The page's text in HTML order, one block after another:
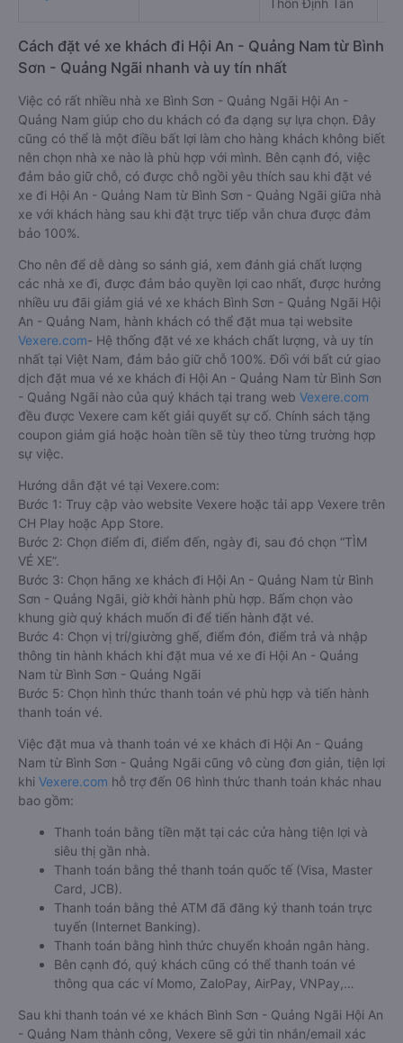
Thôn Định Tân
Cách đặt vé xe khách đi Hội An - Quảng Nam từ Bình
Sơn - Quảng Ngãi nhanh và uy tín nhất
Việc có rất nhiều nhà xe Bình Sơn - Quảng Ngãi Hội An -
Quảng Nam giúp cho du khách có đa dạng sự lựa chọn. Đây
cũng có thể là một điều bất lợi làm cho hàng khách không biết
nên chọn nhà xe nào là phù hợp với mình. Bên cạnh đó, việc
đảm bảo giữ chỗ, có được chỗ ngồi yêu thích sau khi đặt vé
xe đi Hội An - Quảng Nam từ Bình Sơn - Quảng Ngãi giữa nhà
xe với khách hàng sau khi đặt trực tiếp vẫn chưa được đảm
bảo 100%.
Cho nên để dễ dàng so sánh giá, xem đánh giá chất lượng
các nhà xe đi, được đảm bảo quyền lợi cao nhất, được hưởng
nhiều ưu đãi giảm giá vé xe khách Bình Sơn - Quảng Ngãi Hội
An - Quảng Nam, hành khách có thể đặt mua tại website
Vexere.com- Hệ thống đặt vé xe khách chất lượng, và uy tín
nhất tại Việt Nam, đảm bảo giữ chỗ 100%. Đối với bất cứ giao
dịch đặt mua vé xe khách đi Hội An - Quảng Nam từ Bình Sơn
- Quảng Ngãi nào của quý khách tại trang web Vexere.com
đều được Vexere cam kết giải quyết sự cố. Chính sách tặng
coupon giảm giá hoặc hoàn tiền sẽ tùy theo từng trường hợp
sự việc.
Hướng dẫn đặt vé tại Vexere.com:
Bước 1: Truy cập vào website Vexere hoặc tải app Vexere trên
CH Play hoặc App Store.
Bước 2: Chọn điểm đi, điểm đến, ngày đi, sau đó chọn “TÌM
VÉ XE”.
Bước 3: Chọn hãng xe khách đi Hội An - Quảng Nam từ Bình
Sơn - Quảng Ngãi, giờ khởi hành phù hợp. Bấm chọn vào
khung giờ quý khách muốn đi để tiến hành đặt vé.
Bước 4: Chọn vị trí/giường ghế, điểm đón, điểm trả và nhập
thông tin hành khách khi đặt mua vé xe đi Hội An - Quảng
Nam từ Bình Sơn - Quảng Ngãi
Bước 5: Chọn hình thức thanh toán vé phù hợp và tiến hành
thanh toán vé.
Việc đặt mua và thanh toán vé xe khách đi Hội An - Quảng
Nam từ Bình Sơn - Quảng Ngãi cũng vô cùng đơn giản, tiện lợi
khi Vexere.com hỗ trợ đến 06 hình thức thanh toán khác nhau
bao gồm:
Thanh toán bằng tiền mặt tại các cửa hàng tiện lợi và
siêu thị gần nhà.
Thanh toán bằng thẻ thanh toán quốc tế (Visa, Master
Card, JCB).
Thanh toán bằng thẻ ATM đã đăng ký thanh toán trực
tuyến (Internet Banking).
Thanh toán bằng hình thức chuyển khoản ngân hàng.
Bên cạnh đó, quý khách cũng có thể thanh toán vé
thông qua các ví Momo, ZaloPay, AirPay, VNPay,…
Sau khi thanh toán vé xe khách Bình Sơn - Quảng Ngãi Hội An
- Quảng Nam thành công, Vexere sẽ gửi tin nhắn/email xác